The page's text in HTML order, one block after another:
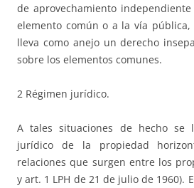
de aprovechamiento
elemento común o a la vía
lleva como anejo un derecho
sobre los elementos comunes.
2 Régimen jurídico.
A tales situaciones de hecho se
jurídico de la propiedad
relaciones que surgen entre los
y art. 1 LPH de 21 de julio de 1960).